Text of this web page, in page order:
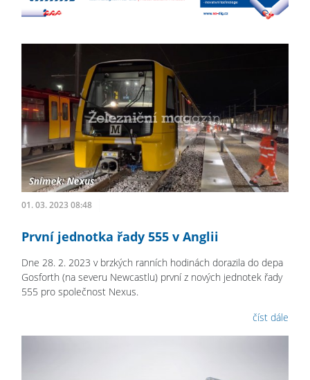
01. 03. 2023 08:48
První jednotka řady 555 v Anglii
Dne 28. 2. 2023 v brzkých ranních hodinách dorazila do depa
Gosforth (na severu Newcastlu) první z nových jednotek řady
555 pro společnost Nexus.
číst dále